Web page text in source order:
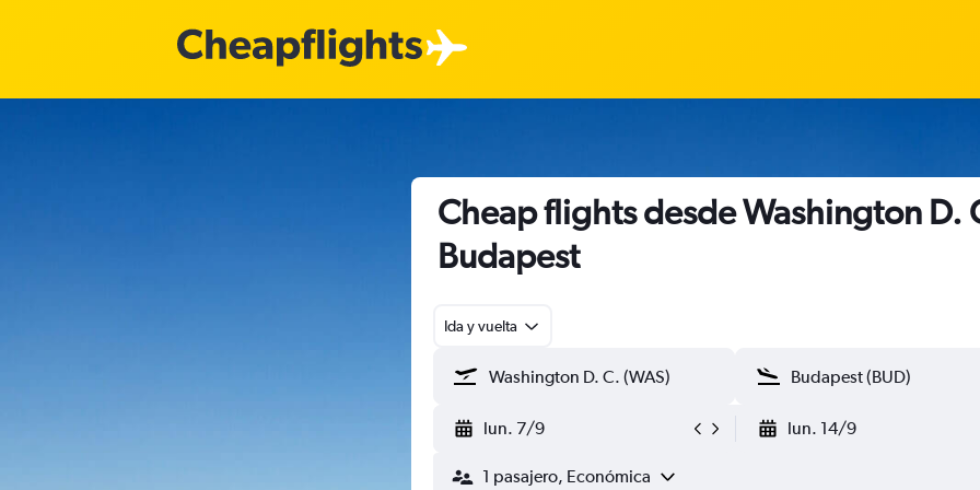
Cheap flights desde Washington D.
Budapest
Ida y vuelta
lun. 7/9 lun. 14/9
1 pasajero, Económica